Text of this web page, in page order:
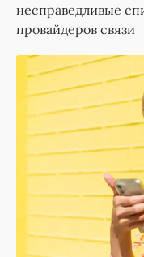
несправедливые
провайдеров связи